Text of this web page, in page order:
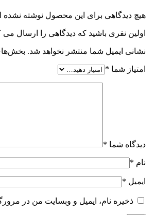
هیچ دیدگاهی برای این محصول نوشته
اولین نفری باشید که دیدگاهی را ارسال می
نشانی ایمیل شما منتشر نخواهد شد.
امتیاز شما *
دیدگاه شما *
نام *
ایمیل *
ذخیره نام، ایمیل و وبسایت من در